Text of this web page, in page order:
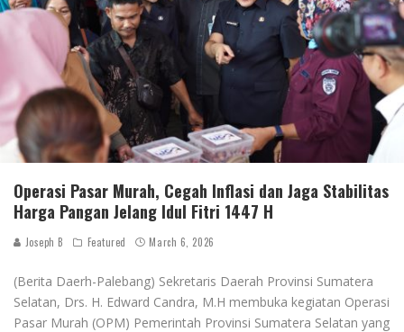
Operasi Pasar Murah, Cegah Inflasi dan Jaga Stabilitas
Harga Pangan Jelang Idul Fitri 1447 H
Joseph B Featured March 6, 2026
(Berita Daerh-Palebang) Sekretaris Daerah Provinsi Sumatera
Selatan, Drs. H. Edward Candra, M.H membuka kegiatan Operasi
Pasar Murah (OPM) Pemerintah Provinsi Sumatera Selatan yang